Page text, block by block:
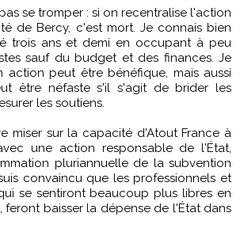
se tromper : si on recentralise l'action
de Bercy, c'est mort. Je connais bien
trois ans et demi en occupant à peu
sauf du budget et des finances. Je
action peut être bénéfique, mais aussi
être néfaste s'il s'agit de brider les
les soutiens.
miser sur la capacité d'Atout France à
une action responsable de l'État,
pluriannuelle de la subvention
convaincu que les professionnels et
se sentiront beaucoup plus libres en
feront baisser la dépense de l'État dans